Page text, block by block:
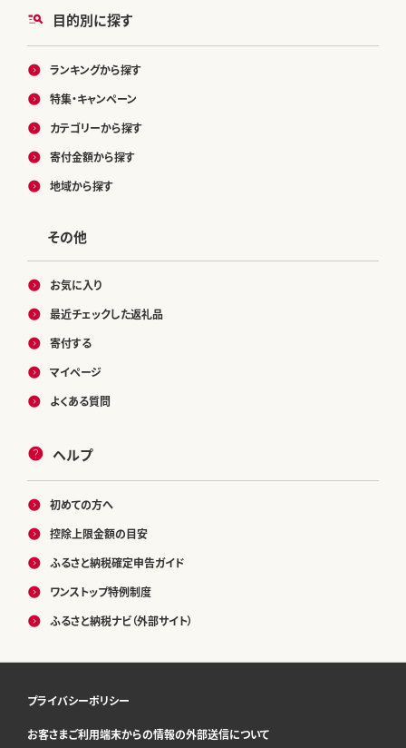
目的別に探す
ランキングから探す
特集・キャンペーン
カテゴリーから探す
寄付金額から探す
地域から探す
その他
お気に入り
最近チェックした返礼品
寄付する
マイページ
よくある質問
ヘルプ
初めての方へ
控除上限金額の目安
ふるさと納税確定申告ガイド
ワンストップ特例制度
ふるさと納税ナビ（外部サイト）
プライバシーポリシー
お客さまご利用端末からの情報の外部送信について